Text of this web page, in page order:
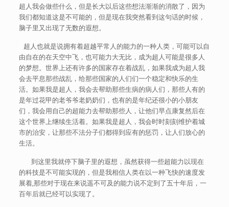
超人我会做些什么，但是长大以后这些想法渐渐的消散了，因为
我们都知道这是不可能的，但是现在我突然看到这句话的时候，
脑子里又出现了无数的遐想。
超人也就是说拥有着超越平常人的能力的一种人类，可能可以自
由自在的在天空中飞，也可能力大无比，成为超人可能是很多人
的梦想。世界上还有许多的国家存在着战乱，如果我成为超人我
会去平息那些战乱，给那些国家的人们们一个稳定和快乐的生
活。如果我是超人，我会去帮助那些生病的病人们，那些人有的
是年过花甲的老爷爷老奶奶们，也有的是年纪还很小的小朋友
们，我会用自己的超能力去帮助那些人，让他们早点康复然后在
这个世界上继续生活着。如果我是超人，我会时时刻刻维护着城
市的治安，让那些不法分子们都得到应有的惩罚，让人们放心的
生活。
到这里我就停下脑子里的遐想，虽然获得一些超能力以现在
的科技是不可能实现的，但是我相信人类在以一种飞快的速度发
展着,那些对于现在来说遥不可及的能力说不定到了五十年后，一
百年后就已经可以实现了。